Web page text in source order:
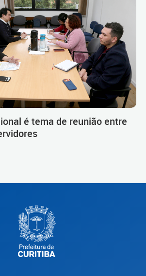
é tema de reunião entre